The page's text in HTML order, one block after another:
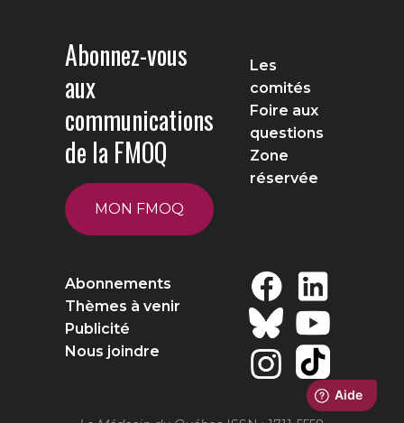
Abonnez-vous
aux
communications
de la FMOQ
MON FMOQ
Les
comités
Foire aux
questions
Zone
réservée
Abonnements
Thèmes à venir
Publicité
Nous joindre